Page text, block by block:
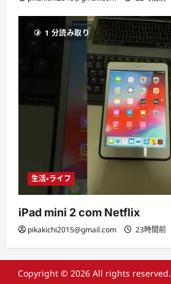
1 分読み取り
生活・ライフ
iPad mini 2 com Netflix
pikakichi2015@gmail.com 23時間前
Copyright © 2026 All rights reserved.